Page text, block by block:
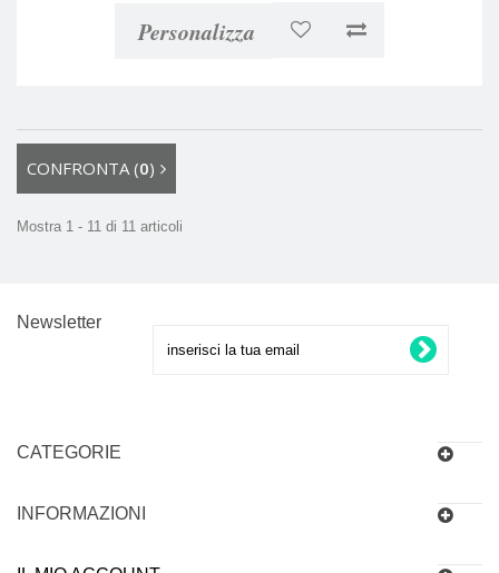
Personalizza
CONFRONTA (0)
Mostra 1 - 11 di 11 articoli
Newsletter
CATEGORIE
INFORMAZIONI